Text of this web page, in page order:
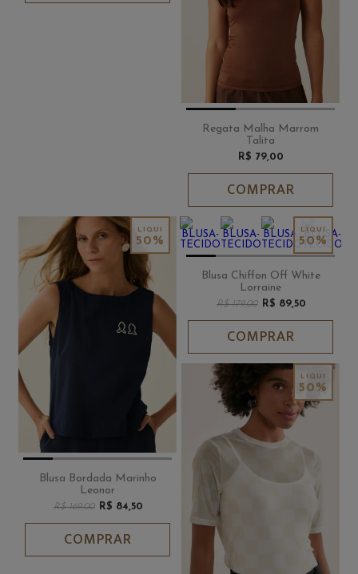
Regata Malha Marrom
Talita
R$ 79,00
COMPRAR
50%
Blusa Bordada Marinho
Leonor
R$ 169,00 R$ 84,50
COMPRAR
50%
Blusa Chiffon Off White
Lorraine
R$ 179,00 R$ 89,50
COMPRAR
50%